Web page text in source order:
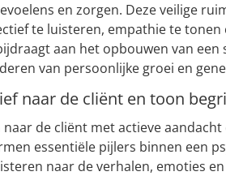
en zorgen. Deze veilige
te luisteren, empathie te
aan het opbouwen van
van persoonlijke groei en
naar de cliënt en toon
de cliënt met actieve
essentiële pijlers binnen een
naar de verhalen, emoties